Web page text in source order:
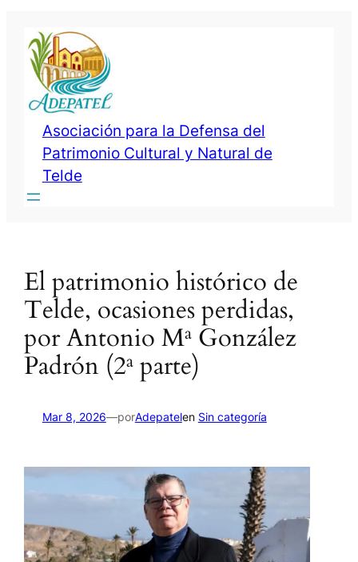
contenido
Asociación para la Defensa del
Patrimonio Cultural y Natural de
Telde
El patrimonio histórico de
Telde, ocasiones perdidas,
por Antonio Mª González
Padrón (2ª parte)
Mar 8, 2026—porAdepatelen Sin categoría